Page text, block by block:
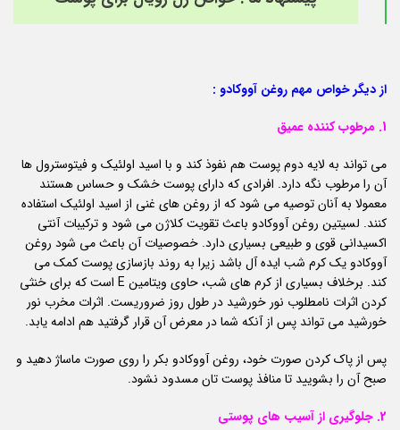
از دیگر خواص مهم روغن آووکادو :
1. مرطوب کننده عمیق
می تواند به لایه دوم پوست هم نفوذ کند و با اسید اولئیک و فیتوسترول ها
آن را مرطوب نگه دارد. افرادی که دارای پوست خشک و حساس هستند
معمولا به آنان توصیه می شود که از روغن های غنی از اسید اولئیک استفاده
کنند. لسیتین روغن آووکادو باعث تقویت کلاژن می شود و ترکیبات آنتی
اکسیدانی قوی و طبیعی بسیاری دارد. خصوصیات آن باعث می شود روغن
آووکادو یک کرم شب ایده آل باشد زیرا به روند بازسازی پوست کمک می
کند. برخلاف بسیاری از کرم های شب، حاوی ویتامین E است که برای خنثی
کردن اثرات نامطلوب نور خورشید در طول روز ضروریست. اثرات مخرب نور
خورشید می تواند پس از آنکه شما در معرض آن قرار گرفتید هم ادامه یابد.
پس از پاک کردن صورت خود، روغن آووکادو بکر را روی صورت ماساژ دهید و
صبح آن را بشویید تا منافذ پوست تان مسدود نشود.
2. جلوگیری از آسیب های پوستی